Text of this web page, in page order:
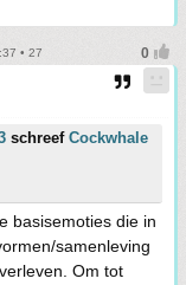
• 27
schreef Cockwhale
basisemoties die in
samenleving
Om tot